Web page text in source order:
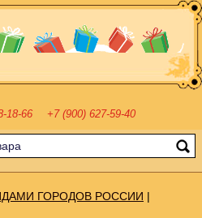
18-66 +7 (900) 627-59-40
ГОРОДОВ РОССИИ |